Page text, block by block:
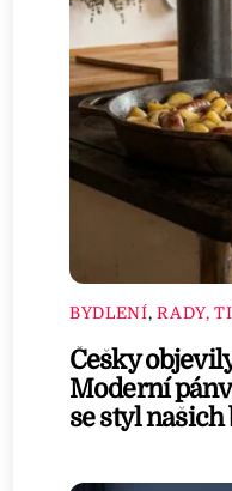
BYDLENÍ,RADY,
Češky
Moderní
se styl našich